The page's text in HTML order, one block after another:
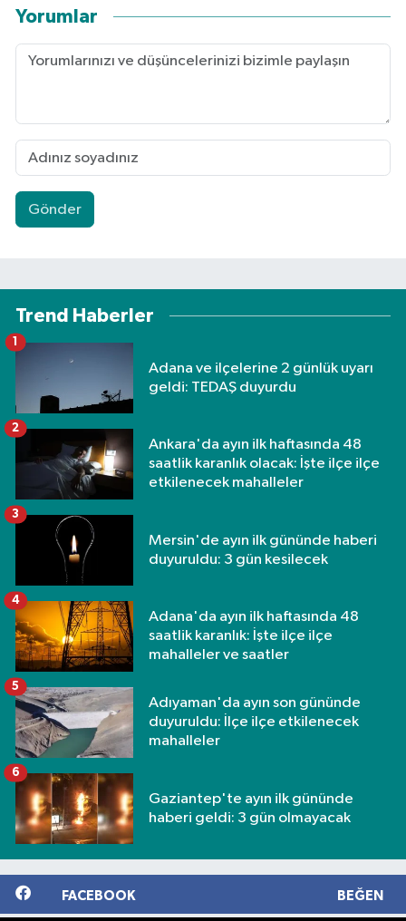
Yorumlar
Gönder
Trend Haberler
Adana ve ilçelerine 2 günlük uyarı
geldi: TEDAŞ duyurdu
1
Ankara'da ayın ilk haftasında 48
saatlik karanlık olacak: İşte ilçe ilçe
etkilenecek mahalleler
2
Mersin'de ayın ilk gününde haberi
duyuruldu: 3 gün kesilecek
3
Adana'da ayın ilk haftasında 48
saatlik karanlık: İşte ilçe ilçe
mahalleler ve saatler
4
Adıyaman'da ayın son gününde
duyuruldu: İlçe ilçe etkilenecek
mahalleler
5
Gaziantep'te ayın ilk gününde
haberi geldi: 3 gün olmayacak
6
FACEBOOK BEĞEN